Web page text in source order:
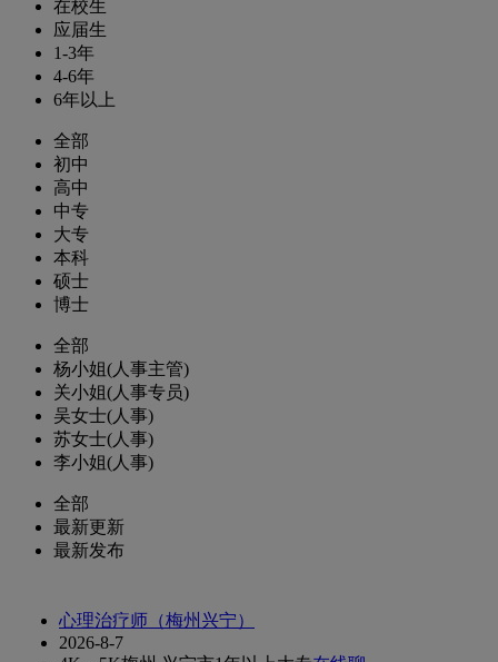
在校生
应届生
1-3年
4-6年
6年以上
全部
初中
高中
中专
大专
本科
硕士
博士
全部
杨小姐(人事主管)
关小姐(人事专员)
吴女士(人事)
苏女士(人事)
李小姐(人事)
全部
最新更新
最新发布
心理治疗师（梅州兴宁）
2026-8-7